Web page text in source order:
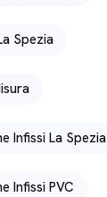
Spezia
Infissi La Spezia
Infissi PVC